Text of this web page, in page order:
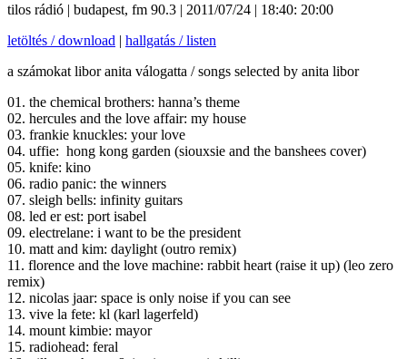
tilos rádió | budapest, fm 90.3 | 2011/07/24 | 18:40: 20:00
letöltés / download | hallgatás / listen
a számokat libor anita válogatta / songs selected by anita libor
01. the chemical brothers: hanna’s theme
02. hercules and the love affair: my house
03. frankie knuckles: your love
04. uffie: hong kong garden (siouxsie and the banshees cover)
05. knife: kino
06. radio panic: the winners
07. sleigh bells: infinity guitars
08. led er est: port isabel
09. electrelane: i want to be the president
10. matt and kim: daylight (outro remix)
11. florence and the love machine: rabbit heart (raise it up) (leo zero
remix)
12. nicolas jaar: space is only noise if you can see
13. vive la fete: kl (karl lagerfeld)
14. mount kimbie: mayor
15. radiohead: feral